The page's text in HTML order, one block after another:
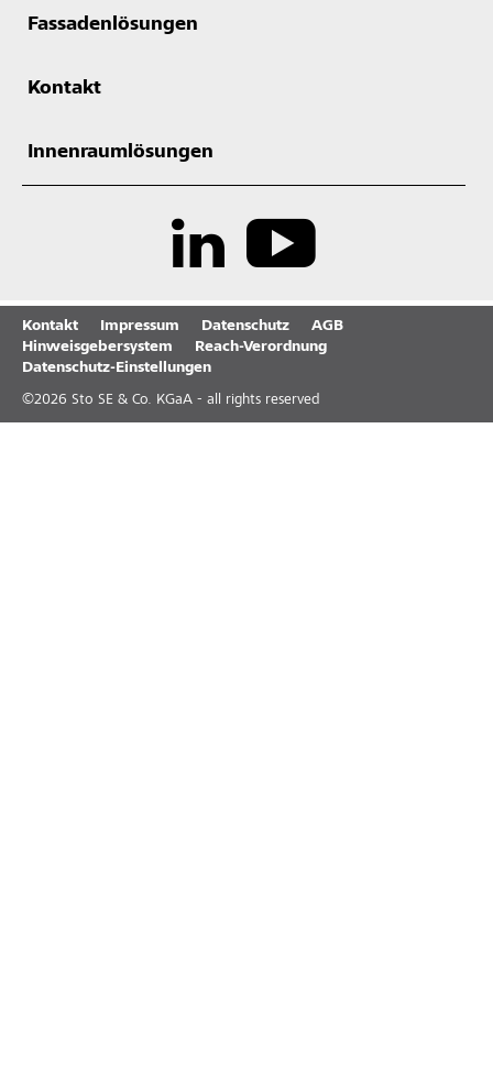
Fassadenlösungen
Kontakt
Innenraumlösungen
Kontakt Impressum Datenschutz
AGB
Hinweisgebersystem
Reach-Verordnung
Datenschutz-Einstellungen
©2026 Sto SE & Co. KGaA - all rights reserved